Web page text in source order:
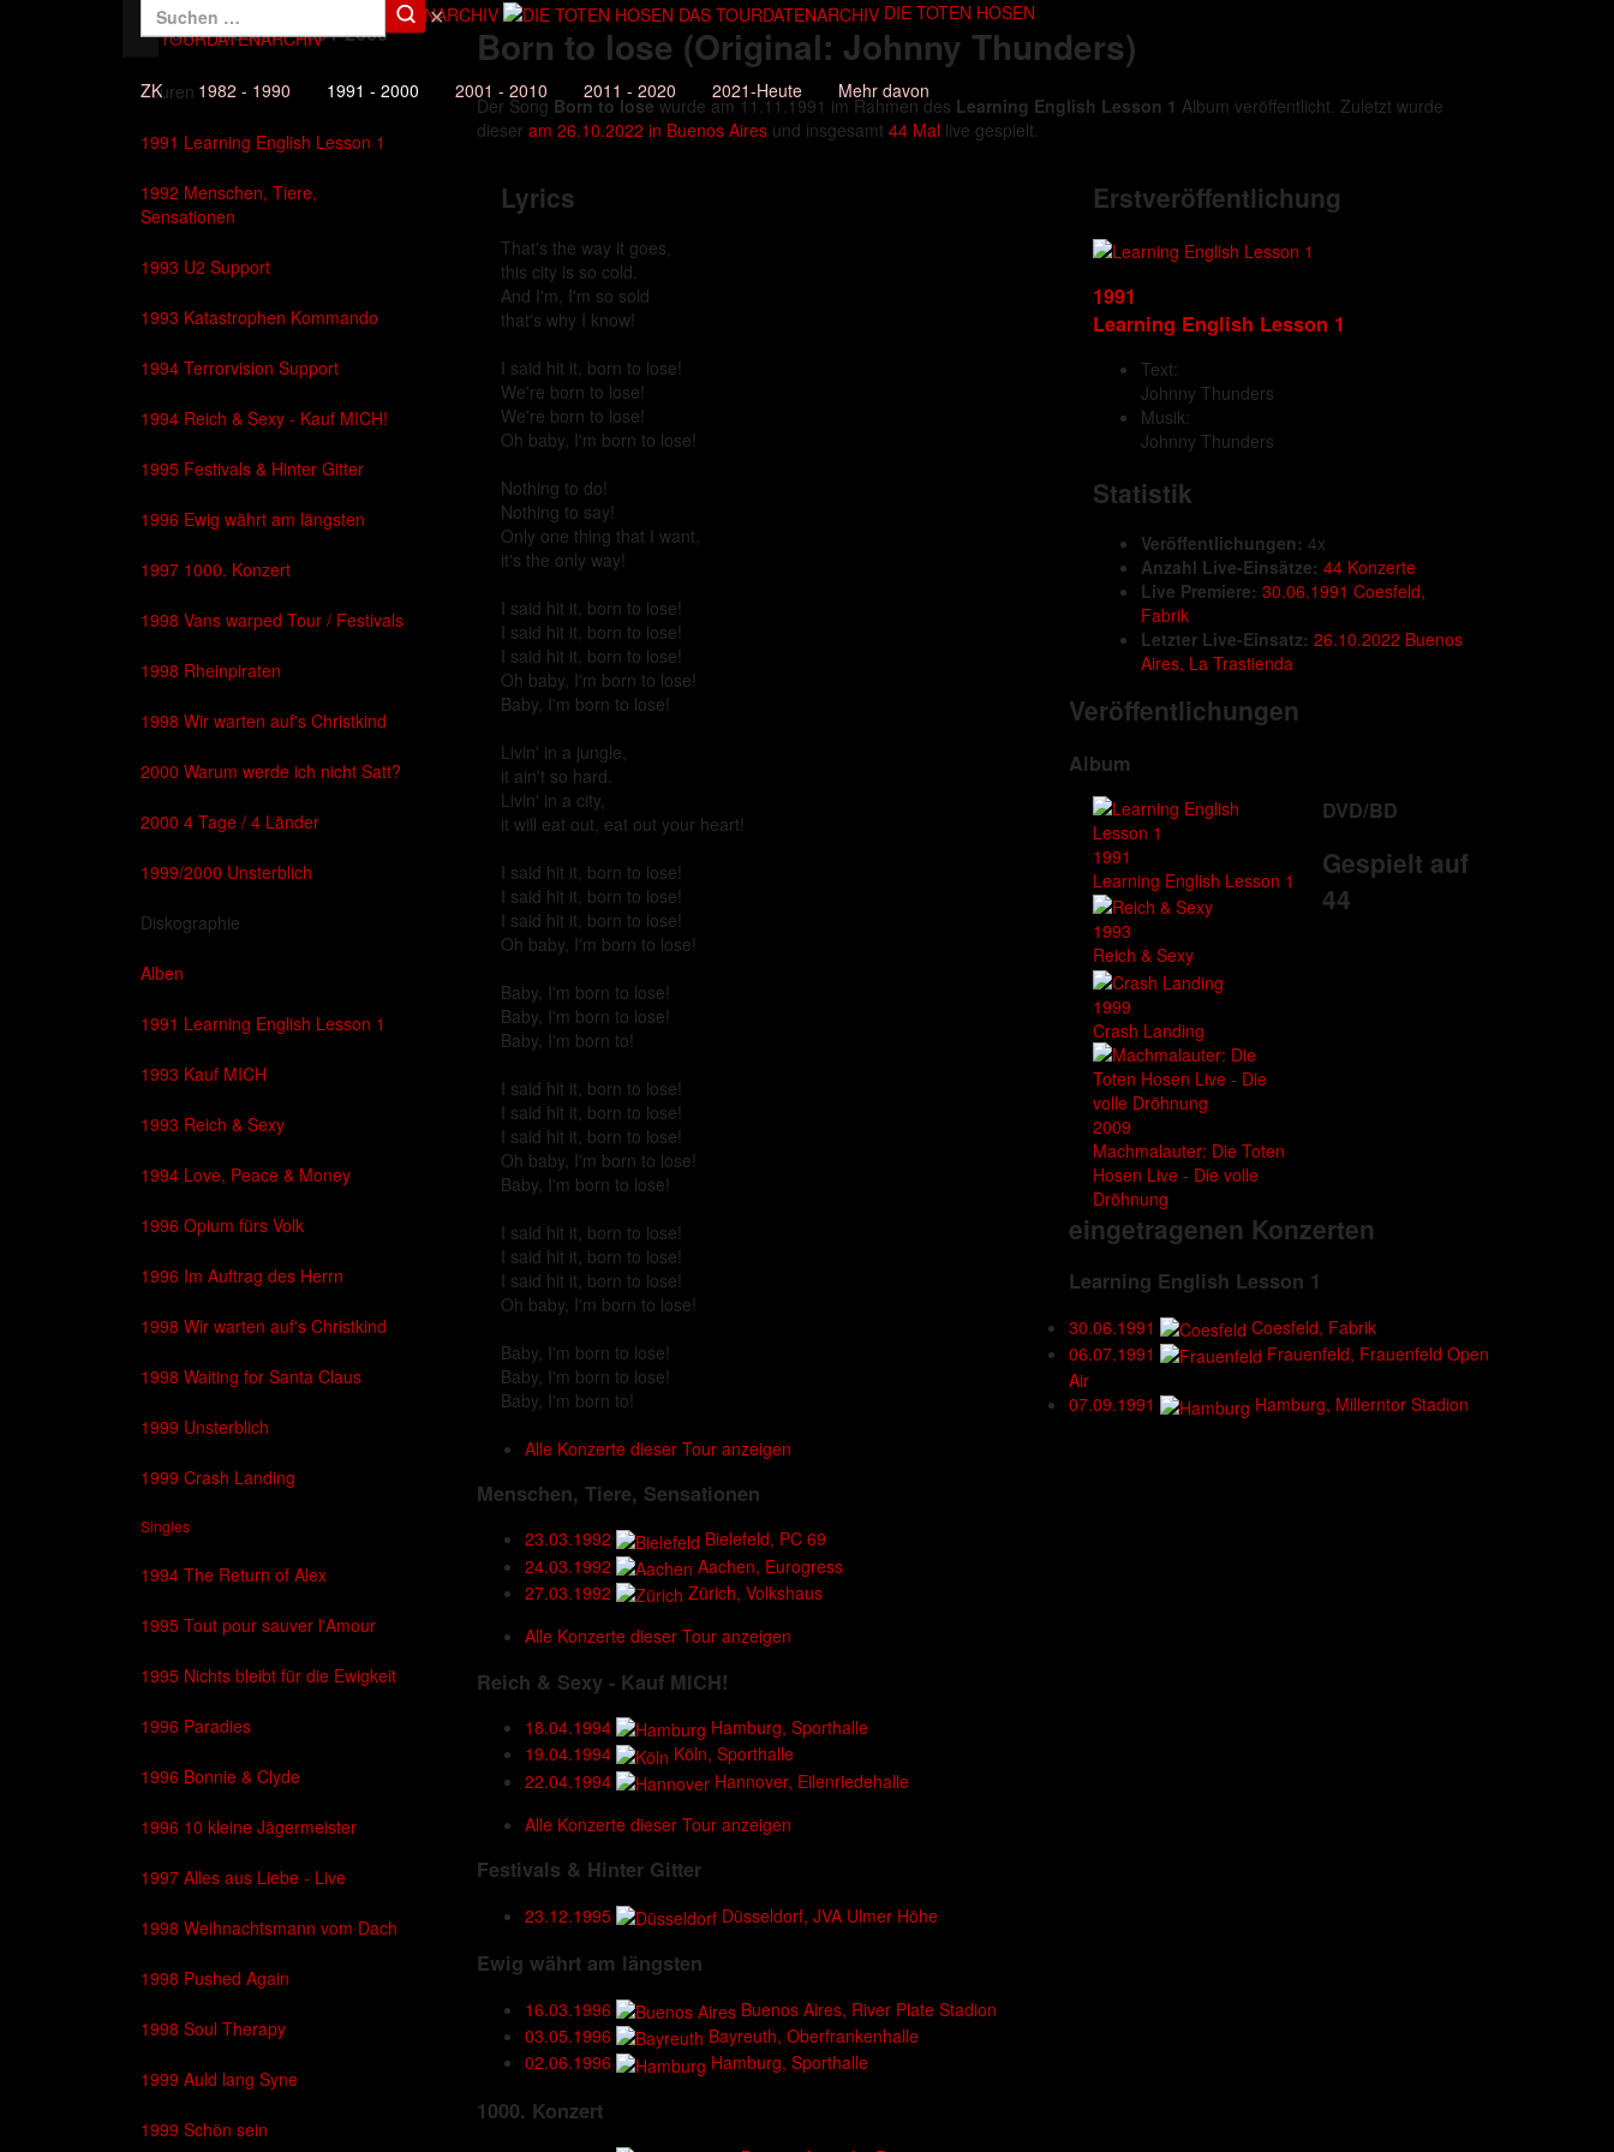
DIE TOTEN HOSEN
DAS TOURDATENARCHIV
✕
ZK 1982 - 1990 1991 - 2000 2001 - 2010 2011 - 2020 2021-Heute Mehr davon
Born to lose (Original: Johnny Thunders)
Der Song Born to losewurde am 11.11.1991 im Rahmen des Learning English Lesson 1 Album veröffentlicht. Zuletzt wurde
dieser am 26.10.2022 in Buenos Aires und insgesamt 44 Mal live gespielt.
Lyrics
That's the way it goes,
this city is so cold.
And I'm, I'm so sold
that's why I know!
I said hit it, born to lose!
We're born to lose!
We're born to lose!
Oh baby, I'm born to lose!
Nothing to do!
Nothing to say!
Only one thing that I want,
it's the only way!
I said hit it, born to lose!
I said hit it, born to lose!
I said hit it, born to lose!
Oh baby, I'm born to lose!
Baby, I'm born to lose!
Livin' in a jungle,
it ain't so hard.
Livin' in a city,
it will eat out, eat out your heart!
I said hit it, born to lose!
I said hit it, born to lose!
I said hit it, born to lose!
Oh baby, I'm born to lose!
Baby, I'm born to lose!
Baby, I'm born to lose!
Baby, I'm born to!
I said hit it, born to lose!
I said hit it, born to lose!
I said hit it, born to lose!
Oh baby, I'm born to lose!
Baby, I'm born to lose!
I said hit it, born to lose!
I said hit it, born to lose!
I said hit it, born to lose!
Oh baby, I'm born to lose!
Baby, I'm born to lose!
Baby, I'm born to lose!
Baby, I'm born to!
Erstveröffentlichung
1991
Learning English Lesson 1
Text:
Johnny Thunders
Musik:
Johnny Thunders
Statistik
Veröffentlichungen: 4x
Anzahl Live-Einsätze: 44 Konzerte
Live Premiere: 30.06.1991 Coesfeld,
Fabrik
Letzter Live-Einsatz: 26.10.2022 Buenos
Aires, La Trastienda
Veröffentlichungen
Album
1991
Learning English Lesson 1
1993
Reich & Sexy
1999
Crash Landing
DVD/BD
2009
Machmalauter: Die Toten
Hosen Live - Die volle
Dröhnung
Gespielt auf
44
eingetragenen Konzerten
Learning English Lesson 1
30.06.1991
Coesfeld, Fabrik
06.07.1991
Frauenfeld, Frauenfeld Open
Air
07.09.1991
Hamburg, Millerntor Stadion
Alle Konzerte dieser Tour anzeigen
Menschen, Tiere, Sensationen
23.03.1992
Bielefeld, PC 69
24.03.1992
Aachen, Eurogress
27.03.1992
Zürich, Volkshaus
Alle Konzerte dieser Tour anzeigen
Reich & Sexy - Kauf MICH!
18.04.1994
Hamburg, Sporthalle
19.04.1994
Köln, Sporthalle
22.04.1994
Hannover, Eilenriedehalle
Alle Konzerte dieser Tour anzeigen
Festivals & Hinter Gitter
23.12.1995 Düsseldorf, JVA Ulmer Höhe
Ewig währt am längsten
16.03.1996
Buenos Aires, River Plate Stadion
03.05.1996
Bayreuth, Oberfrankenhalle
02.06.1996
Hamburg, Sporthalle
1000. Konzert
Die Toten Hosen - 1991-2000
Touren
1991 Learning English Lesson 1
1992 Menschen, Tiere,
Sensationen
1993 U2 Support
1993 Katastrophen Kommando
1994 Terrorvision Support
1994 Reich & Sexy - Kauf MICH!
1995 Festivals & Hinter Gitter
1996 Ewig währt am längsten
1997 1000. Konzert
1998 Vans warped Tour / Festivals
1998 Rheinpiraten
1998 Wir warten auf's Christkind
2000 Warum werde ich nicht Satt?
2000 4 Tage / 4 Länder
1999/2000 Unsterblich
Diskographie
Alben
1991 Learning English Lesson 1
1993 Kauf MICH
1993 Reich & Sexy
1994 Love, Peace & Money
1996 Opium fürs Volk
1996 Im Auftrag des Herrn
1998 Wir warten auf's Christkind
1998 Waiting for Santa Claus
1999 Unsterblich
1999 Crash Landing
Singles
1994 The Return of Alex
1995 Tout pour sauver l'Amour
1995 Nichts bleibt für die Ewigkeit
1996 Paradies
1996 Bonnie & Clyde
1996 10 kleine Jägermeister
1997 Alles aus Liebe - Live
1998 Weihnachtsmann vom Dach
1998 Pushed Again
1998 Soul Therapy
1999 Auld lang Syne
1999 Schön sein